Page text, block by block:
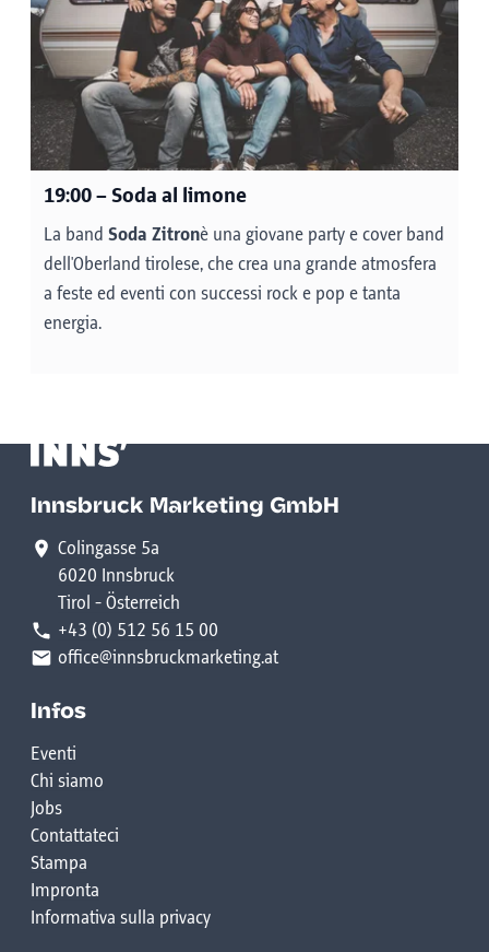
19:00– Soda al limone
La band Soda Zitronè una giovane party e cover band
dell'Oberland tirolese, che crea una grande atmosfera
a feste ed eventi con successi rock e pop e tanta
energia.
Innsbruck Marketing GmbH
Colingasse 5a
6020 Innsbruck
Tirol - Österreich
+43 (0) 512 56 15 00
office@innsbruckmarketing.at
Infos
Eventi
Chi siamo
Jobs
Contattateci
Stampa
Impronta
Informativa sulla privacy